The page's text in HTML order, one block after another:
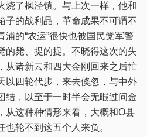
烧了枫泾镇。与上次一样，他和
子的战利品，革命成果不可谓不
的“农运”很快也被国民党军警
的毙、捉的捉。不晓得这次的失
从诸新云和四大金刚回来之后忙
以四轮代步，来去倏忽，与中外
结，以至于一时半会无暇过问金
从这种种情形来看，大概和O县
轮不到这五个人来负。